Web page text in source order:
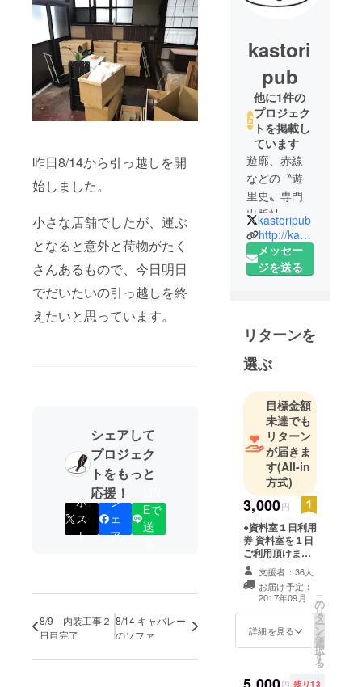
昨日8/14から引っ越しを開
始しました。
小さな店舗でしたが、運ぶ
となると意外と荷物がたく
さんあるもので、今日明日
でだいたいの引っ越しを終
えたいと思っています。
シェアして
プロジェク
トをもっと
応援！
ポ
ス
ト
シ
ェ
ア
Eで
送
8/9 内装工事２
日目完了
8/14 キャバレー
のソファ
kastori
pub
他に1件の
プロジェク
トを掲載し
ています
遊廓、赤線
などの〝遊
里史〟専門
出版社。一
般書店はも
ちろん、国
会図書館や
を中心に、
これまで評
価・研究さ
れることの
少なかった
遊里史に関
する資料の
発掘および
復刻に努め
ています。
現在のライ
ンナップは
約15タイト
ル。戦後の
赤線地帯を
取材した奇
性街ガイ
60年ぶりに
kastoripub
http://kastoripub.blogspot.jp/
メッセー
ジを送る
リターンを
選ぶ
目標金額
未達でも
リターン
が届きま
す(All-in
方式)
3,000円
●資料室１日利用
券 資料室を１日
ご利用頂けま
す。お好きな
コーヒー１杯付
き（飲食は喫茶
読書ルームでの
提供となりま
す）。資料室の
本運用は9月以降
ディング終了
支援者：36人
お届け予定：
2017年09月
詳細を見る
こ
の
リ
タ
ー
ン
を
選
択
す
る
残り13